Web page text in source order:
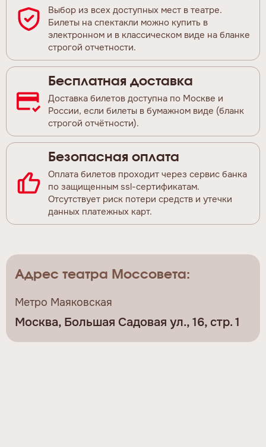
Выбор из всех доступных мест в театре.
Билеты на спектакли можно купить в
электронном и в классическом виде на бланке
строгой отчетности.
Бесплатная доставка
Доставка билетов доступна по Москве и
России, если билеты в бумажном виде (бланк
строгой отчётности).
Безопасная оплата
Оплата билетов проходит через сервис банка
по защищенным ssl-сертификатам.
Отсутствует риск потери средств и утечки
данных платежных карт.
Адрес театра Моссовета:
Метро Маяковская
Москва, Большая Садовая ул., 16, стр. 1